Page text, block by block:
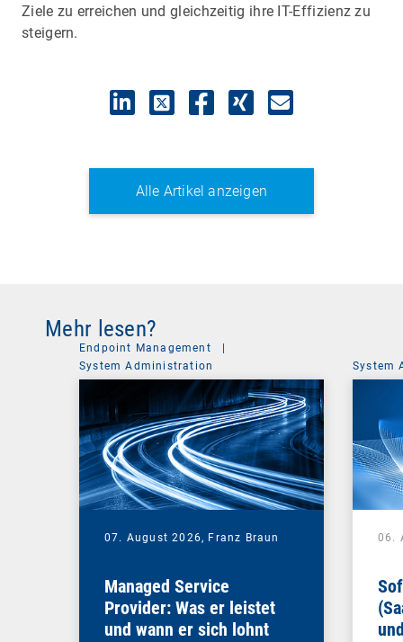
Ziele zu erreichen und gleichzeitig ihre IT-Effizienz zu
steigern.
Alle Artikel anzeigen
Mehr lesen?
Endpoint Management
System Administration
07. August 2026, Franz Braun
Managed Service
Provider: Was er leistet
und wann er sich lohnt
System
06.